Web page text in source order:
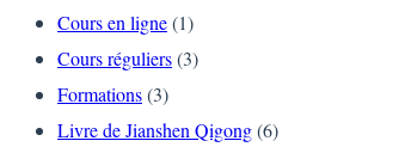
Cours en ligne(1)
Cours réguliers(3)
Formations(3)
Livre de Jianshen Qigong(6)